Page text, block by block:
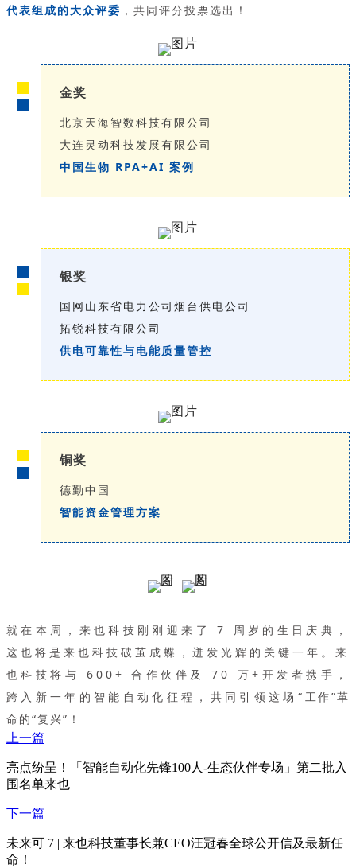
代表组成的大众评委 ，共同评分投票选出！
金奖
北京天海智数科技有限公司
大连灵动科技发展有限公司
中国生物 RPA+AI 案例
银奖
国网山东省电力公司烟台供电公司
拓锐科技有限公司
供电可靠性与电能质量管控
铜奖
德勤中国
智能资金管理方案
就在本周，来也科技刚刚迎来了 7 周岁的生日庆典，
这也将是来也科技破茧成蝶，迸发光辉的关键一年。来
也科技将与 600+ 合作伙伴及 70 万+开发者携手，
跨入新一年的智能自动化征程，共同引领这场“工作”革
命的“复兴”！
上一篇
亮点纷呈！「智能自动化先锋100人-生态伙伴专场」第二批入
围名单来也
下一篇
未来可 7 | 来也科技董事长兼CEO汪冠春全球公开信及最新任
命！